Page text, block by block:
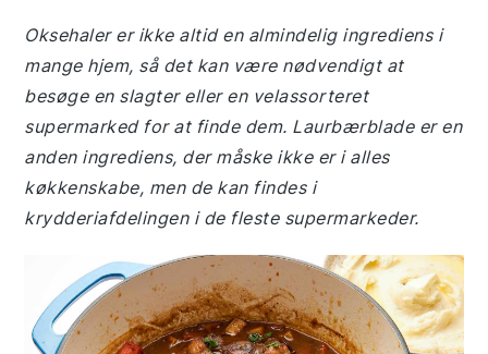
Oksehaler er ikke altid en almindelig ingrediens i
mange hjem, så det kan være nødvendigt at
besøge en slagter eller en velassorteret
supermarked for at finde dem. Laurbærblade er en
anden ingrediens, der måske ikke er i alles
køkkenskabe, men de kan findes i
krydderiafdelingen i de fleste supermarkeder.